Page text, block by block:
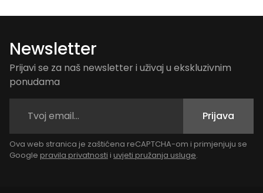
Newsletter
Prijavi se za naš newsletter i uživaj u ekskluzivnim
ponudama
Prijava
Ova web stranica je zaštićena reCAPTCHA-om i primjenjuju se
Google pravila privatnosti i uvjeti pružanja usluge.